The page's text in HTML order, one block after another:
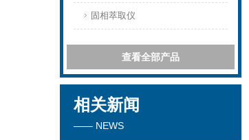
固相萃取仪
查看全部产品
相关新闻
—— NEWS